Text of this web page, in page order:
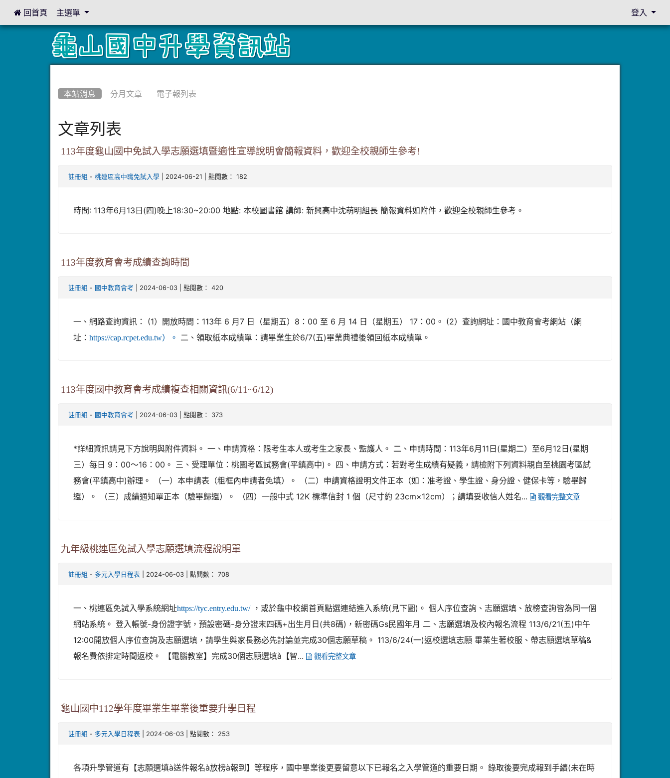
本站消息 分月文章 電子報列表
文章列表
113年度龜山國中免試入學志願選填暨適性宣導說明會簡報資料，歡迎全校親師生參考!
註冊組 - 桃連區高中職免試入學| 2024-06-21 | 點閱數： 182
時間: 113年6月13日(四)晚上18:30~20:00 地點: 本校圖書館 講師: 新興高中沈萌明組長 簡報資料如附件，歡迎全校親師生參考。
113年度教育會考成績查詢時間
註冊組 - 國中教育會考 | 2024-06-03 | 點閱數： 420
一、網路查詢資訊： (1）開放時間：113年 6 月7 日（星期五）8：00 至 6 月 14 日（星期五） 17：00。 (2）查詢網址：國中教育會考網站（網
址： https://cap.rcpet.edu.tw）。 二、領取紙本成績單：請畢業生於6/7(五)畢業典禮後領回紙本成績單。
113年度國中教育會考成績複查相關資訊(6/11~6/12)
註冊組 - 國中教育會考 | 2024-06-03 | 點閱數： 373
*詳細資訊請見下方說明與附件資料。 一、申請資格：限考生本人或考生之家長、監護人。 二、申請時間：113年6月11日(星期二）至6月12日(星期
三）每日 9：00～16：00。 三、受理單位：桃園考區試務會(平鎮高中)。 四、申請方式：若對考生成績有疑義，請檢附下列資料親自至桃園考區試
務會(平鎮高中)辦理。 （一）本申請表（粗框內申請者免填）。 （二）申請資格證明文件正本（如：准考證、學生證、身分證、健保卡等，驗畢歸
還）。 （三）成績通知單正本（驗畢歸還）。 （四）一般中式 12K 標準信封 1 個（尺寸約 23cm×12cm）；請填妥收信人姓名...
觀看完整文章
九年級桃連區免試入學志願選填流程說明單
註冊組 - 多元入學日程表 | 2024-06-03 | 點閱數： 708
一、桃連區免試入學系統網址https://tyc.entry.edu.tw/，或於龜中校網首頁點選連結進入系統(見下圖)。 個人序位查詢、志願選填、放榜查詢皆為同一個
網站系統。 登入帳號-身份證字號，預設密碼-身分證末四碼+出生月日(共8碼)，新密碼Gs民國年月 二、志願選填及校內報名流程 113/6/21(五)中午
12:00開放個人序位查詢及志願選填，請學生與家長務必先討論並完成30個志願草稿。 113/6/24(一)返校選填志願 畢業生著校服、帶志願選填草稿&
報名費依排定時間返校。 【電腦教室】完成30個志願選填à【智...
觀看完整文章
龜山國中112學年度畢業生畢業後重要升學日程
註冊組 - 多元入學日程表 | 2024-06-03 | 點閱數： 253
各項升學管道有【志願選填à送件報名à放榜à報到】等程序，國中畢業後更要留意以下已報名之入學管道的重要日期。 錄取後要完成報到手續(未在時
 回首頁 主選單 登入